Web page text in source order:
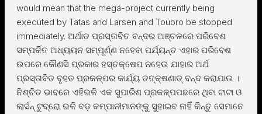
would mean that the mega-project currently being
executed by Tatas and Larsen and Toubro be stopped
immediately. ଅର୍ଥାତ ପ୍ରସ୍ତାବିତ ବନ୍ଦର ଅଞ୍ଚଳରେ ପରିବେଶ
ସମ୍ପର୍କିତ ଅଧ୍ୟୟନ ସମ୍ପୂର୍ଣ୍ଣ ନହେବା ପର୍ଯ୍ୟନ୍ତ ଏହାର ପରିବେଶ
ଉପରେ କୌଣସି ପ୍ରକାର ହସ୍ତକ୍ଷେପ ନହେଉ ଯାହାର ଅର୍ଥ
ପ୍ରସ୍ତାବିତ ବୃହତ ପ୍ରକଳ୍ପର କାର୍ଯ୍ୟ ତତ୍କ୍ଷଣାତ୍ ବନ୍ଦ କରାଯାଉ ।
ନିଶ୍ଚିତ ଭାବରେ ଏହିଭଳି ଏକ ସୁପାରିଶ ପ୍ରକଳ୍ପପଛରେ ଥିବା ଟାଟା ଓ
ଲାର୍ସନ୍ ଟୁବ୍ରୋ ଭଳି ବଡ଼ କମ୍ପାନୀମାନଙ୍କୁ ସୁହାଇବ ନାହିଁ କିନ୍ତୁ ସେମାନେ